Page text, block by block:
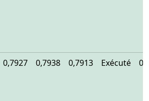
0,7927 0,7938 0,7913 Exécuté